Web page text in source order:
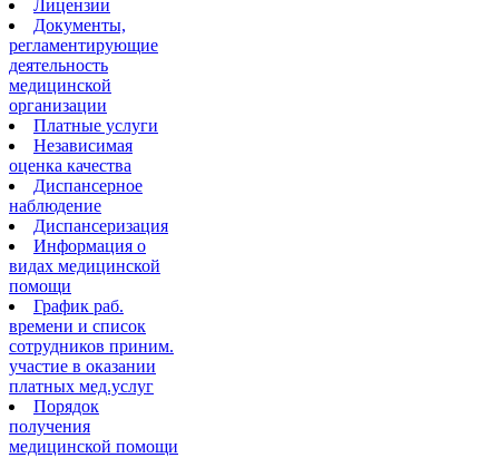
Лицензии
Документы,
регламентирующие
деятельность
медицинской
организации
Платные услуги
Независимая
оценка качества
Диспансерное
наблюдение
Диспансеризация
Информация о
видах медицинской
помощи
График раб.
времени и список
сотрудников приним.
участие в оказании
платных мед.услуг
Порядок
получения
медицинской помощи